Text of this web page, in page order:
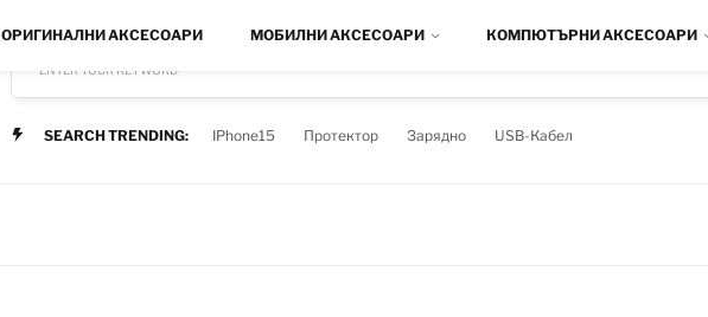
ENTER YOUR KEYWORD
SEARCH TRENDING: IPhone15 Протектор Зарядно USB-Кабел
ОРИГИНАЛНИ АКСЕСОАРИ МОБИЛНИ АКСЕСОАРИ КОМПЮТЪРНИ АКСЕСОАРИ